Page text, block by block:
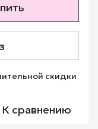
скидки
К сравнению